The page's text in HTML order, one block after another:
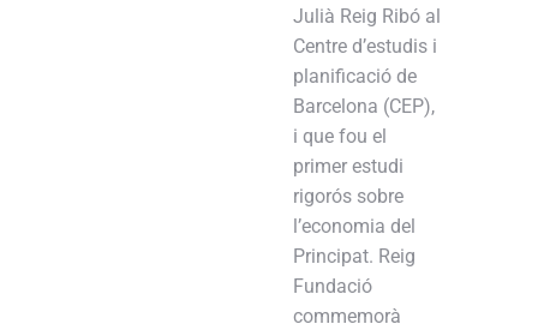
Julià Reig Ribó al
Centre d’estudis i
planificació de
Barcelona (CEP),
i que fou el
primer estudi
rigorós sobre
l’economia del
Principat. Reig
Fundació
commemorà